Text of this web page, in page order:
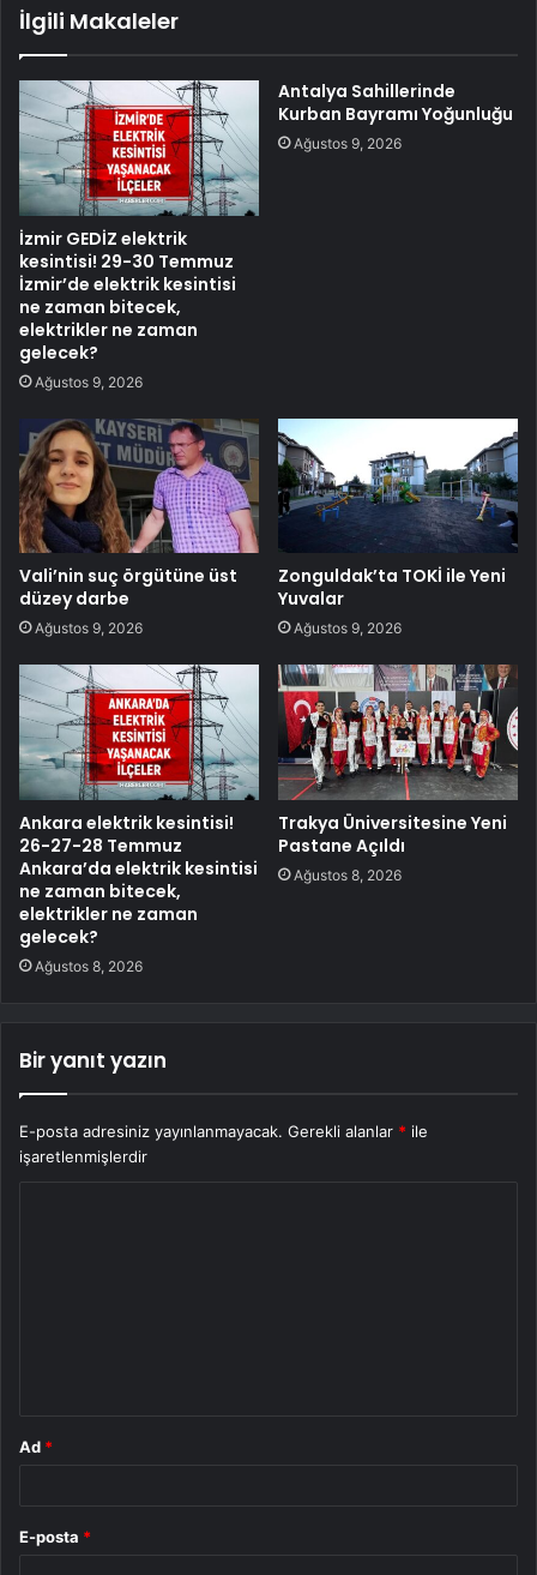
İlgili Makaleler
İzmir GEDİZ elektrik
kesintisi! 29-30 Temmuz
İzmir’de elektrik kesintisi
ne zaman bitecek,
elektrikler ne zaman
gelecek?
Ağustos 9, 2026
Antalya Sahillerinde
Kurban Bayramı Yoğunluğu
Ağustos 9, 2026
Vali’nin suç örgütüne üst
düzey darbe
Ağustos 9, 2026
Zonguldak’ta TOKİ ile Yeni
Yuvalar
Ağustos 9, 2026
Ankara elektrik kesintisi!
26-27-28 Temmuz
Ankara’da elektrik kesintisi
ne zaman bitecek,
elektrikler ne zaman
gelecek?
Ağustos 8, 2026
Trakya Üniversitesine Yeni
Pastane Açıldı
Ağustos 8, 2026
Bir yanıt yazın
E-posta adresiniz yayınlanmayacak. Gerekli alanlar * ile
işaretlenmişlerdir
Ad *
E-posta *